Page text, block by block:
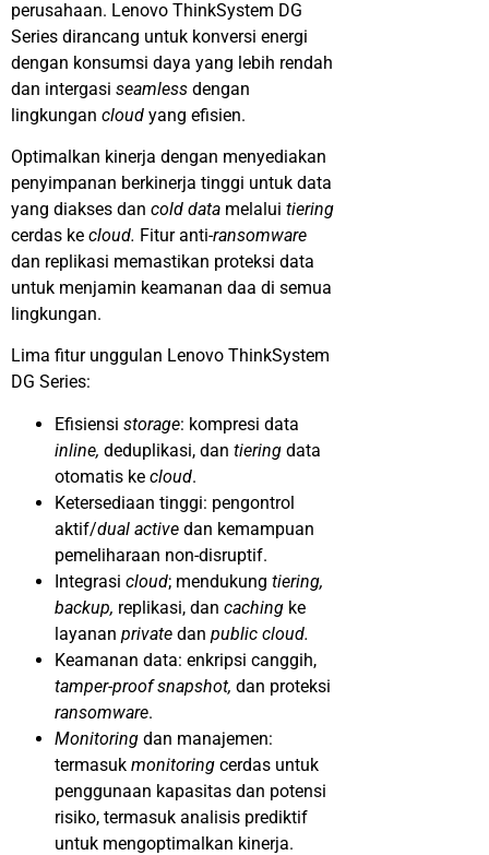
perusahaan. Lenovo ThinkSystem DG
Series dirancang untuk konversi energi
dengan konsumsi daya yang lebih rendah
dan intergasi seamless dengan
lingkungan cloud yang efisien.
Optimalkan kinerja dengan menyediakan
penyimpanan berkinerja tinggi untuk data
yang diakses dan cold data melalui tiering
cerdas ke cloud. Fitur anti-ransomware
dan replikasi memastikan proteksi data
untuk menjamin keamanan daa di semua
lingkungan.
Lima fitur unggulan Lenovo ThinkSystem
DG Series:
Efisiensi storage: kompresi data
inline, deduplikasi, dan tiering data
otomatis ke cloud.
Ketersediaan tinggi: pengontrol
aktif/dual active dan kemampuan
pemeliharaan non-disruptif.
Integrasi cloud; mendukung tiering,
backup, replikasi, dan caching ke
layanan private dan public cloud.
Keamanan data: enkripsi canggih,
tamper-proof snapshot, dan proteksi
ransomware.
Monitoring dan manajemen:
termasuk monitoring cerdas untuk
penggunaan kapasitas dan potensi
risiko, termasuk analisis prediktif
untuk mengoptimalkan kinerja.